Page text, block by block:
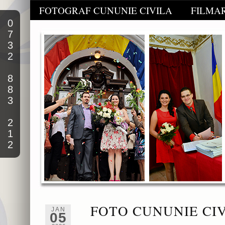
FOTOGRAF CUNUNIE CIVILA
JAN
05 FOTO CUNUNIE
0
7
3
2
8
8
3
2
1
2